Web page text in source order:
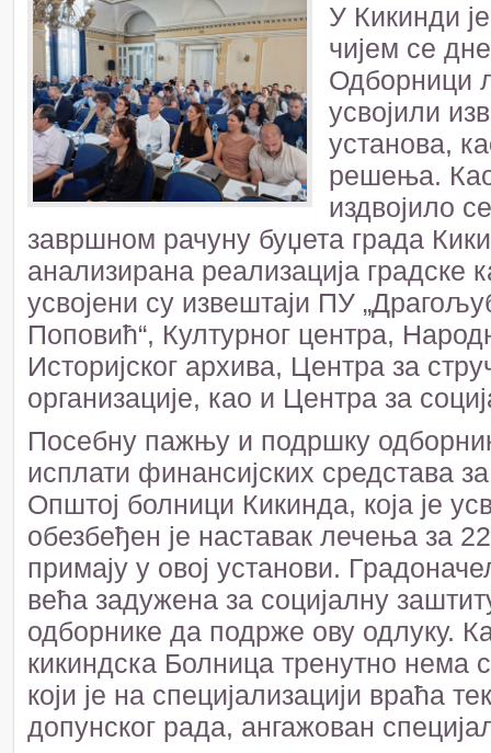
У Кикинди
чијем се
Одборници
усвојили
установа,
решења. Као
издвојило
завршном рачуну буџета града
анализирана реализација градске
усвојени су извештаји ПУ
Поповић“, Културног центра,
Историјског архива, Центра за
организације, као и Центра за
Посебну пажњу и подршку
исплати финансијских средстава
Општој болници Кикинда, која је
обезбеђен је наставак лечења за
примају у овој установи.
већа задужена за социјалну
одборнике да подрже ову одлуку.
кикиндска Болница тренутно нема
који је на специјализацији враћа
допунског рада, ангажован